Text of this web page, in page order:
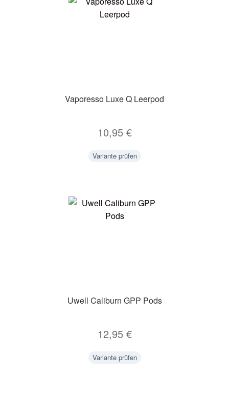
Vaporesso Luxe Q Leerpod
10,95 €
Variante prüfen
Uwell Caliburn GPP Pods
12,95 €
Variante prüfen